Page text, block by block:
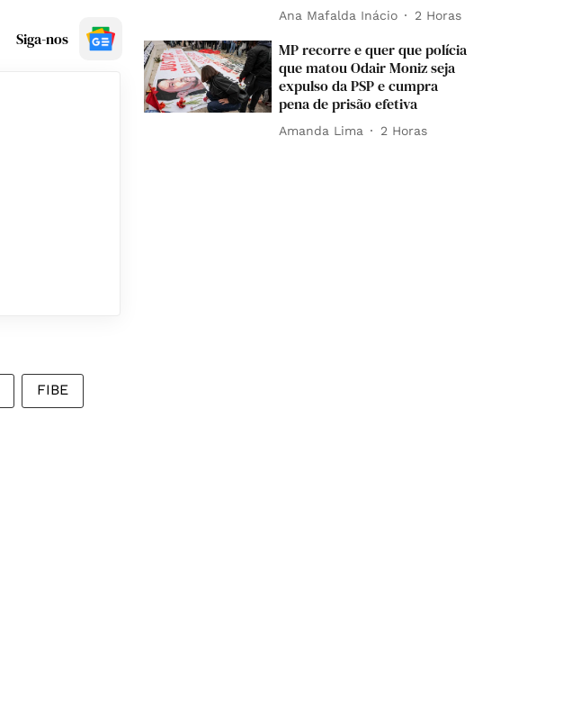
Siga-nos
FIBE
Ana Mafalda Inácio 2 Horas
MP recorre e quer que polícia
que matou Odair Moniz seja
expulso da PSP e cumpra
pena de prisão efetiva
Amanda Lima 2 Horas